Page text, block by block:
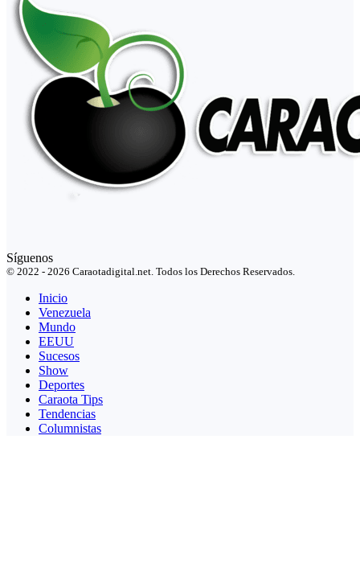
Síguenos
© 2022 - 2026 Caraotadigital.net. Todos los Derechos Reservados.
Inicio
Venezuela
Mundo
EEUU
Sucesos
Show
Deportes
Caraota Tips
Tendencias
Columnistas